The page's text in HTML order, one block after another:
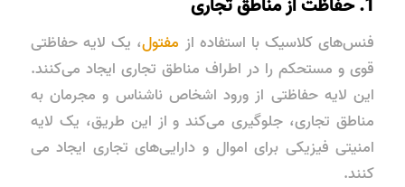
1. حفاظت از مناطق تجاری
فنس‌های کلاسیک با استفاده از مفتول، یک لایه حفاظتی
قوی و مستحکم را در اطراف مناطق تجاری ایجاد می‌کنند.
این لایه حفاظتی از ورود اشخاص ناشناس و مجرمان به
مناطق تجاری، جلوگیری می‌کند و از این طریق، یک لایه
امنیتی فیزیکی برای اموال و دارایی‌های تجاری ایجاد می
کنند.